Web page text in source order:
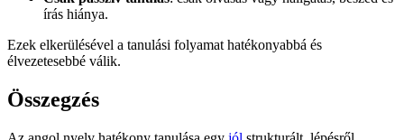
írás hiánya.
Ezek elkerülésével a tanulási folyamat hatékonyabbá és
élvezetesebbé válik.
Összegzés